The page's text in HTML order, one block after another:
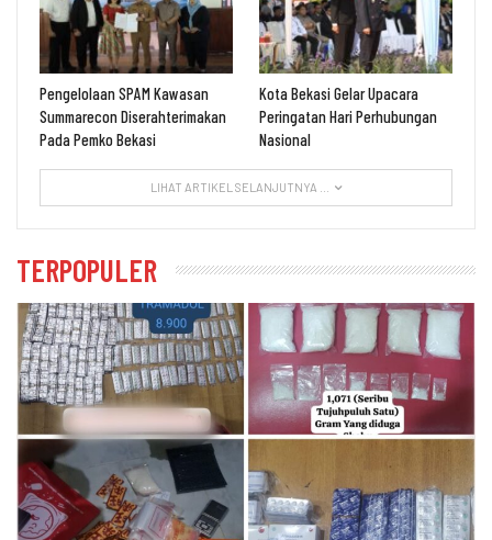
Pengelolaan SPAM Kawasan
Summarecon Diserahterimakan
Pada Pemko Bekasi
Kota Bekasi Gelar Upacara
Peringatan Hari Perhubungan
Nasional
LIHAT ARTIKEL SELANJUTNYA ...
TERPOPULER